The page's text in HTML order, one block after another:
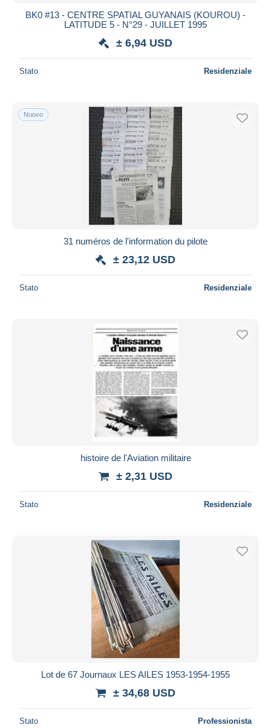
BK0 #13 - CENTRE SPATIAL GUYANAIS (KOUROU) -
LATITUDE 5 - N°29 - JUILLET 1995
± 6,94 USD
Stato Residenziale
Nuovo
31 numéros de l'information du pilote
± 23,12 USD
Stato Residenziale
histoire de l'Aviation militaire
± 2,31 USD
Stato Residenziale
Lot de 67 Journaux LES AILES 1953-1954-1955
± 34,68 USD
Stato Professionista